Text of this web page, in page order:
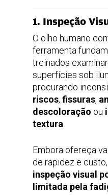
1. Inspeção
O olho humano
ferramenta
treinados
superfícies sob
procurando
riscos, fissuras,
descoloração ou
textura.
Embora ofereça
de rapidez e custo,
inspeção visual
limitada pela